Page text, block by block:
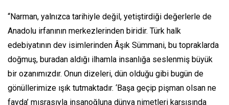
“Narman, yalnızca tarihiyle değil, yetiştirdiği değerlerle de
Anadolu irfanının merkezlerinden biridir. Türk halk
edebiyatının dev isimlerinden Âşık Sümmani, bu topraklarda
doğmuş, buradan aldığı ilhamla insanlığa seslenmiş büyük
bir ozanımızdır. Onun dizeleri, dün olduğu gibi bugün de
gönüllerimize ışık tutmaktadır. ‘Başa geçip pişman olsan ne
fayda’ mısrasıyla insanoğluna dünya nimetleri karşısında